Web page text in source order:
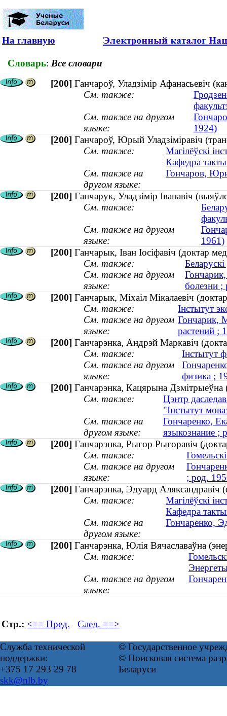
На главную
Словарь: Все словари
[200] Ганчароў, Уладзімір Афанасьевіч
См. также:
См. также на другом
языке:
1924)
[200] Ганчароў, Юрый Уладзіміравіч
См. также:
Магілёўскі
Кафедра
См. также на
другом языке:
Гончаров,
[200] Ганчарук, Уладзімір Іванавіч
См. также:
См. также на другом
языке:
1961)
[200] Ганчарык, Іван Іосіфавіч (доктар
См. также:
См. также на другом
языке:
болезни ;
[200] Ганчарык, Міхаіл Мікалаевіч
См. также:
Інстытут
См. также на другом
языке:
Гончарик,
растений ;
[200] Ганчарэнка, Андрэй Маркавіч
См. также:
Інстытут
См. также на другом
языке:
физика ;
[200] Ганчарэнка, Кацярына Дзмітрыеўна
См. также:
Цэнтр
"Інстытут
См. также на
другом языке:
Гончаренко,
языкознание ;
[200] Ганчарэнка, Рыгор Рыгоравіч
См. также:
См. также на другом
языке:
; род.
[200] Ганчарэнка, Эдуард Аляксандравіч
См. также:
Магілёўскі
Кафедра
См. также на
другом языке:
Гончаренко,
[200] Ганчарэнка, Юлія Вячаславаўна
См. также:
См. также на другом
языке:
Стр.: <== Пред. След. ==>
Служба технической
поддержки:
+375 17 293 29 78
skk@nlb.by
© Государственное
© Поисковая система
Беларуси